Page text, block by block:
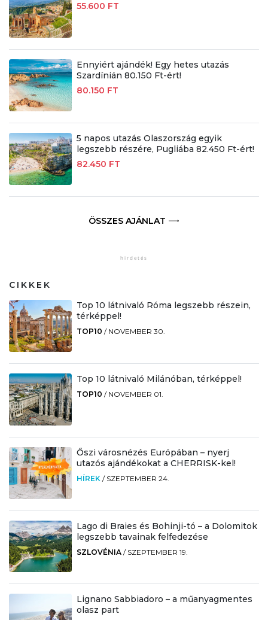
55.600 FT
Ennyiért ajándék! Egy hetes utazás
Szardínián 80.150 Ft-ért!
80.150 FT
5 napos utazás Olaszország egyik
legszebb részére, Pugliába 82.450 Ft-ért!
82.450 FT
ÖSSZES AJÁNLAT
CIKKEK
Top 10 látnivaló Róma legszebb részein,
térképpel!
TOP10 / NOVEMBER 30.
Top 10 látnivaló Milánóban, térképpel!
TOP10 / NOVEMBER 01.
Őszi városnézés Európában – nyerj
utazós ajándékokat a CHERRISK-kel!
HÍREK / SZEPTEMBER 24.
Lago di Braies és Bohinji-tó – a Dolomitok
legszebb tavainak felfedezése
SZLOVÉNIA / SZEPTEMBER 19.
Lignano Sabbiadoro – a műanyagmentes
olasz part